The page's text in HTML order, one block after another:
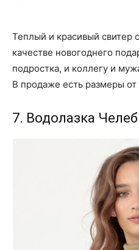
Теплый и красивый свитер
качестве новогоднего
подростка, и коллегу и
В продаже есть размеры
7. Водолазка